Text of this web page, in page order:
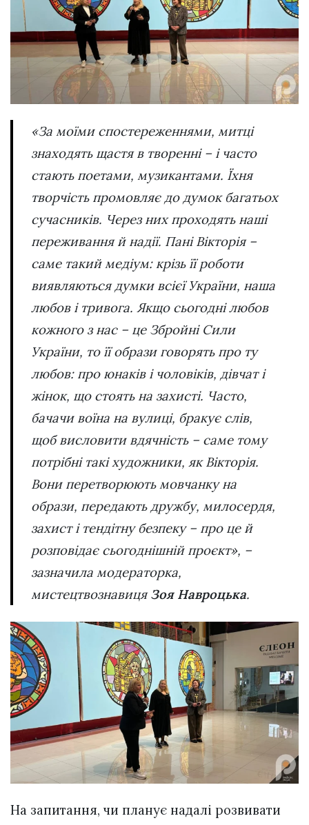
«За моїми спостереженнями, митці
знаходять щастя в творенні – і часто
стають поетами, музикантами. Їхня
творчість промовляє до думок багатьох
сучасників. Через них проходять наші
переживання й надії. Пані Вікторія –
саме такий медіум: крізь її роботи
виявляються думки всієї України, наша
любов і тривога. Якщо сьогодні любов
кожного з нас – це Збройні Сили
України, то її образи говорять про ту
любов: про юнаків і чоловіків, дівчат і
жінок, що стоять на захисті. Часто,
бачачи воїна на вулиці, бракує слів,
щоб висловити вдячність – саме тому
потрібні такі художники, як Вікторія.
Вони перетворюють мовчанку на
образи, передають дружбу, милосердя,
захист і тендітну безпеку – про це й
розповідає сьогоднішній проєкт», –
зазначила модераторка,
мистецтвознавицяЗоя Навроцька.
На запитання, чи планує надалі розвивати